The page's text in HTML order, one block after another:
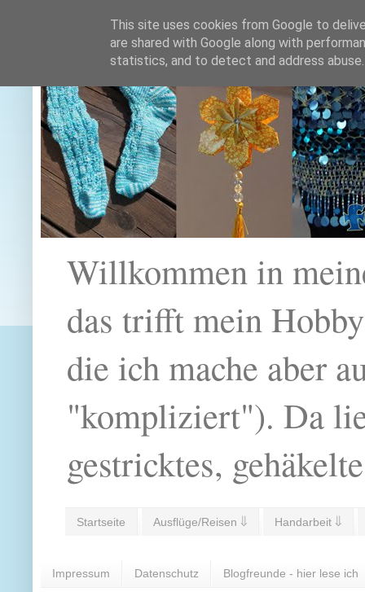
Willkommen in
das trifft mein
die ich mache aber
"kompliziert"). Da
gestricktes,
Startseite Ausflüge/Reisen ⇓ Handarbeit ⇓
Impressum Datenschutz Blogfreunde - hier lese ich
This site uses cookies from Google to
are shared with Google along with
statistics, and to detect and address abuse.